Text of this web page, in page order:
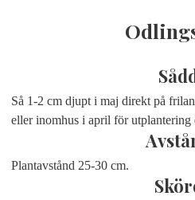
Så 1-2 cm djupt i maj direkt på
eller inomhus i april för utplantering
Plantavstånd 25-30 cm.